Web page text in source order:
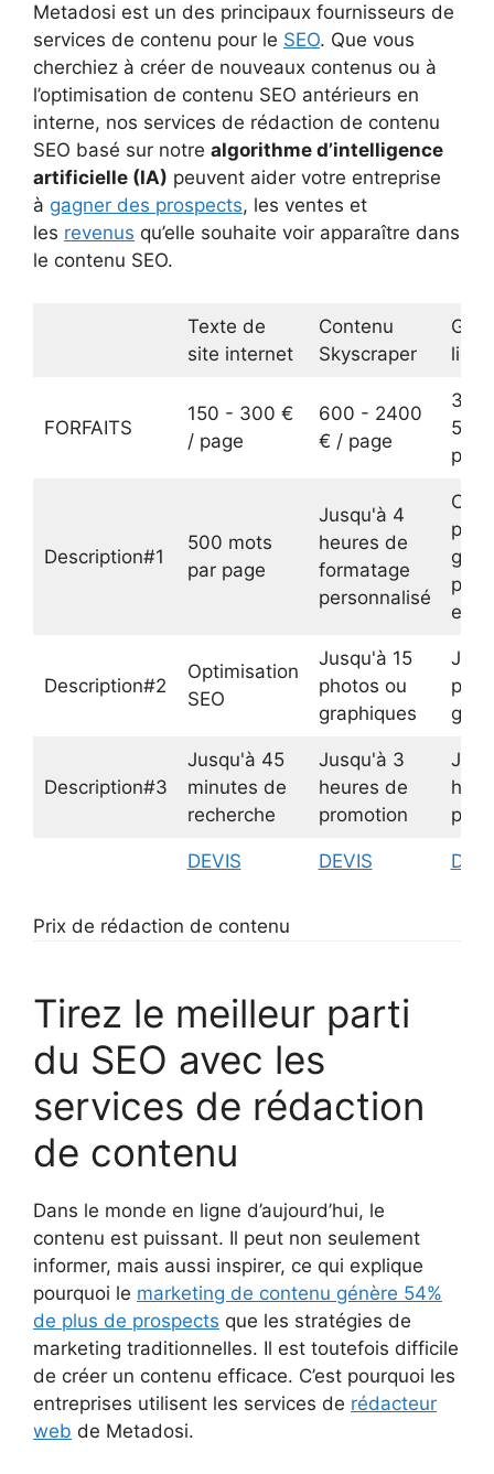
Metadosi est un des principaux fournisseurs de
services de contenu pour le SEO. Que vous
cherchiez à créer de nouveaux contenus ou à
l’optimisation de contenu SEO antérieurs en
interne, nos services de rédaction de contenu
SEO basé sur notre algorithme d’intelligence
artificielle (IA) peuvent aider votre entreprise
à gagner des prospects, les ventes et
les revenus qu’elle souhaite voir apparaître dans
le contenu SEO.
Texte de
site internet
Contenu
Skyscraper
ligne
FORFAITS
150 - 300 €
/ page
600 - 2400
€ / page
page
Description#1
500 mots
par page
Jusqu'à 4
heures de
formatage
personnalisé
en
Description#2
Optimisation
SEO
Jusqu'à 15
photos ou
graphiques
Description#3
Jusqu'à 45
minutes de
recherche
Jusqu'à 3
heures de
promotion
DEVIS DEVIS
Prix de rédaction de contenu
Tirez le meilleur parti
du SEO avec les
services de rédaction
de contenu
Dans le monde en ligne d’aujourd’hui, le
contenu est puissant. Il peut non seulement
informer, mais aussi inspirer, ce qui explique
pourquoi le marketing de contenu génère 54%
de plus de prospects que les stratégies de
marketing traditionnelles. Il est toutefois difficile
de créer un contenu efficace. C’est pourquoi les
entreprises utilisent les services de rédacteur
web de Metadosi.